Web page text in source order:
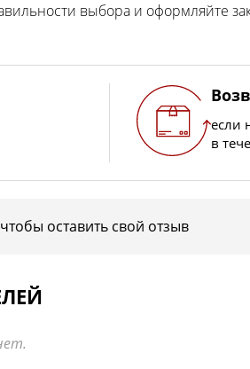
выбора и оформляйте
если
в
оставить свой отзыв